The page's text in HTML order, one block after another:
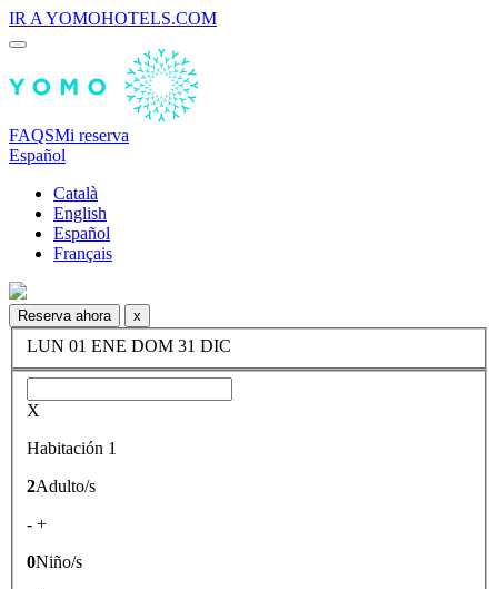
IR A YOMOHOTELS.COM
FAQSMi reserva
Español
Català
English
Español
Français
Reserva ahora x
LUN 01 ENE DOM 31 DIC
X
Habitación 1
2Adulto/s
- +
0Niño/s